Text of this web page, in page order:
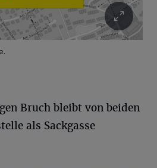
Bruch bleibt von beiden
als Sackgasse